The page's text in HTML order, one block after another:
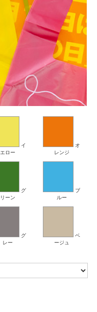
イ
エロー
オ
レンジ
グ
リーン
ブ
ルー
グ
レー
ベ
ージュ